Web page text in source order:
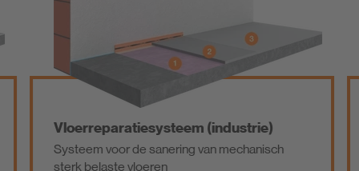
Vloerreparatiesysteem (industrie)
Systeem voor de sanering van mechanisch
sterk belaste vloeren